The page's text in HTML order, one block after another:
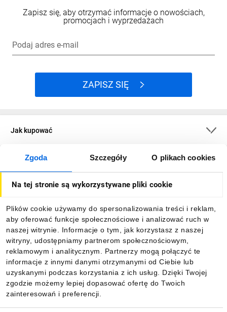
Zgoda Szczegóły O plikach cookies
Na tej stronie są wykorzystywane pliki cookie
Plików cookie używamy do spersonalizowania treści i reklam,
aby oferować funkcje społecznościowe i analizować ruch w
naszej witrynie. Informacje o tym, jak korzystasz z naszej
witryny, udostępniamy partnerom społecznościowym,
reklamowym i analitycznym. Partnerzy mogą połączyć te
informacje z innymi danymi otrzymanymi od Ciebie lub
uzyskanymi podczas korzystania z ich usług. Dzięki Twojej
zgodzie możemy lepiej dopasować ofertę do Twoich
zainteresowań i preferencji.
Zapisz się, aby otrzymać informacje o nowościach,
promocjach i wyprzedażach
Podaj adres e-mail
ZAPISZ SIĘ
Jak kupować
O firmie
Informacje
Pobierz naszą aplikację mobilną: